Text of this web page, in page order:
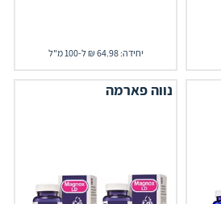
יחידה: 64.98 ₪ ל-100 מ"ל
נווה פארמה